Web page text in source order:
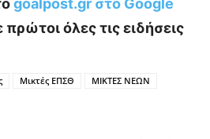
πρώτοι όλες τις ειδήσεις
Μικτές ΕΠΣΘ ΜΙΚΤΕΣ ΝΕΩΝ